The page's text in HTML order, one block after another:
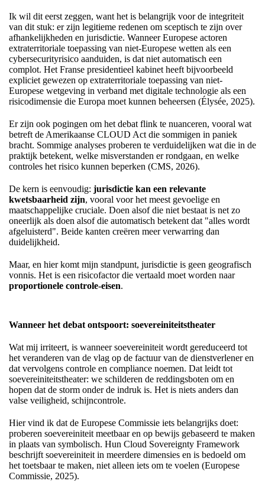
Ik wil dit eerst zeggen, want het is belangrijk voor de integriteit
van dit stuk: er zijn legitieme redenen om sceptisch te zijn over
afhankelijkheden en jurisdictie. Wanneer Europese actoren
extraterritoriale toepassing van niet-Europese wetten als een
cybersecurityrisico aanduiden, is dat niet automatisch een
complot. Het Franse presidentieel kabinet heeft bijvoorbeeld
expliciet gewezen op extraterritoriale toepassing van niet-
Europese wetgeving in verband met digitale technologie als een
risicodimensie die Europa moet kunnen beheersen (Élysée, 2025).
Er zijn ook pogingen om het debat flink te nuanceren, vooral wat
betreft de Amerikaanse CLOUD Act die sommigen in paniek
bracht. Sommige analyses proberen te verduidelijken wat die in de
praktijk betekent, welke misverstanden er rondgaan, en welke
controles het risico kunnen beperken (CMS, 2026).
De kern is eenvoudig: jurisdictie kan een relevante
kwetsbaarheid zijn, vooral voor het meest gevoelige en
maatschappelijke cruciale. Doen alsof die niet bestaat is net zo
oneerlijk als doen alsof die automatisch betekent dat "alles wordt
afgeluisterd". Beide kanten creëren meer verwarring dan
duidelijkheid.
Maar, en hier komt mijn standpunt, jurisdictie is geen geografisch
vonnis. Het is een risicofactor die vertaald moet worden naar
proportionele controle-eisen.
Wanneer het debat ontspoort: soevereiniteitstheater
Wat mij irriteert, is wanneer soevereiniteit wordt gereduceerd tot
het veranderen van de vlag op de factuur van de dienstverlener en
dat vervolgens controle en compliance noemen. Dat leidt tot
soevereiniteitstheater: we schilderen de reddingsboten om en
hopen dat de storm onder de indruk is. Het is niets anders dan
valse veiligheid, schijncontrole.
Hier vind ik dat de Europese Commissie iets belangrijks doet:
proberen soevereiniteit meetbaar en op bewijs gebaseerd te maken
in plaats van symbolisch. Hun Cloud Sovereignty Framework
beschrijft soevereiniteit in meerdere dimensies en is bedoeld om
het toetsbaar te maken, niet alleen iets om te voelen (Europese
Commissie, 2025).